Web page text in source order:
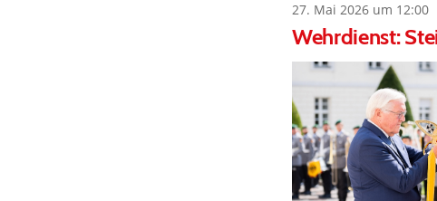
27. Mai 2026 um 12:00
Wehrdienst: